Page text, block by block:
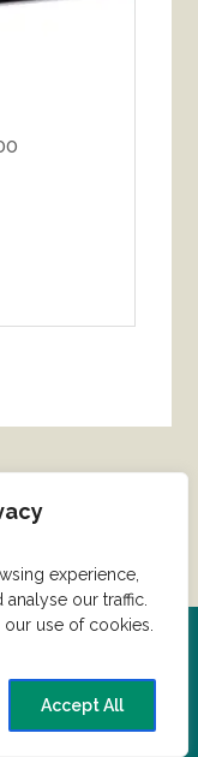
experience,
our traffic.
use of cookies.
Accept All
vil dele?